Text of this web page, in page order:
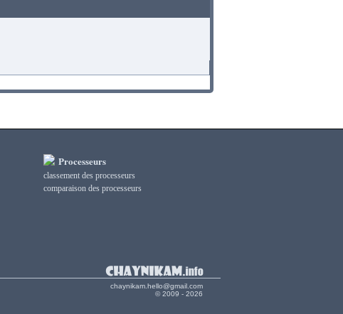
Processeurs
classement des processeurs
сomparaison des processeurs
chaynikam.hello@gmail.com
© 2009 - 2026